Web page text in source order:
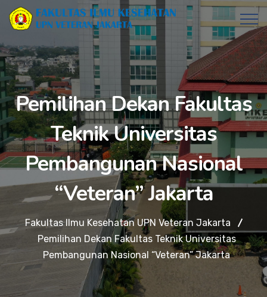
Pemilihan Dekan Fakultas
Teknik Universitas
Pembangunan Nasional
“Veteran” Jakarta
Fakultas Ilmu Kesehatan UPN Veteran Jakarta
Pemilihan Dekan Fakultas Teknik Universitas
Pembangunan Nasional “Veteran” Jakarta